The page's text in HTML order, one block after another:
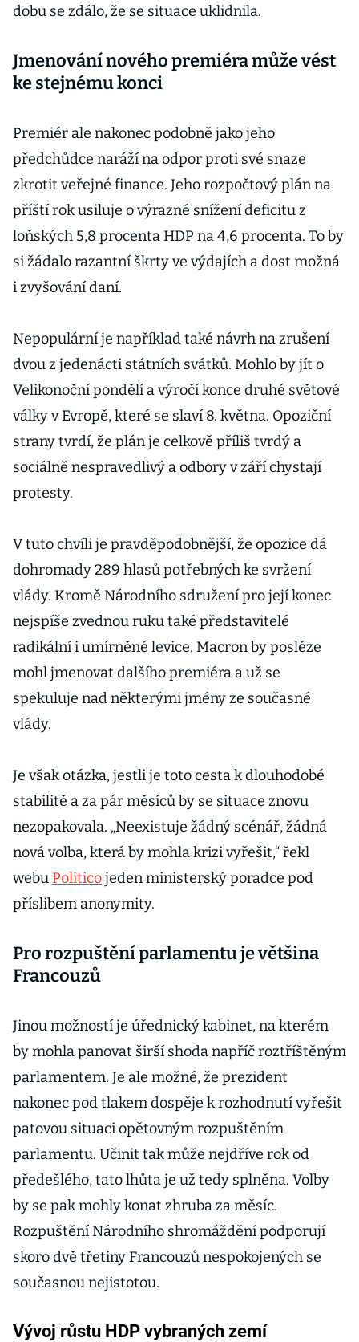
dobu se zdálo, že se situace uklidnila.
Jmenování nového premiéra může vést
ke stejnému konci
Premiér ale nakonec podobně jako jeho
předchůdce naráží na odpor proti své snaze
zkrotit veřejné finance. Jeho rozpočtový plán na
příští rok usiluje o výrazné snížení deficitu z
loňských 5,8 procenta HDP na 4,6 procenta. To by
si žádalo razantní škrty ve výdajích a dost možná
i zvyšování daní.
Nepopulární je například také návrh na zrušení
dvou z jedenácti státních svátků. Mohlo by jít o
Velikonoční pondělí a výročí konce druhé světové
války v Evropě, které se slaví 8. května. Opoziční
strany tvrdí, že plán je celkově příliš tvrdý a
sociálně nespravedlivý a odbory v září chystají
protesty.
V tuto chvíli je pravděpodobnější, že opozice dá
dohromady 289 hlasů potřebných ke svržení
vlády. Kromě Národního sdružení pro její konec
nejspíše zvednou ruku také představitelé
radikální i umírněné levice. Macron by posléze
mohl jmenovat dalšího premiéra a už se
spekuluje nad některými jmény ze současné
vlády.
Je však otázka, jestli je toto cesta k dlouhodobé
stabilitě a za pár měsíců by se situace znovu
nezopakovala. „Neexistuje žádný scénář, žádná
nová volba, která by mohla krizi vyřešit,“ řekl
webu Politicojeden ministerský poradce pod
příslibem anonymity.
Pro rozpuštění parlamentu je většina
Francouzů
Jinou možností je úřednický kabinet, na kterém
by mohla panovat širší shoda napříč roztříštěným
parlamentem. Je ale možné, že prezident
nakonec pod tlakem dospěje k rozhodnutí vyřešit
patovou situaci opětovným rozpuštěním
parlamentu. Učinit tak může nejdříve rok od
předešlého, tato lhůta je už tedy splněna. Volby
by se pak mohly konat zhruba za měsíc.
Rozpuštění Národního shromáždění podporují
skoro dvě třetiny Francouzů nespokojených se
současnou nejistotou.